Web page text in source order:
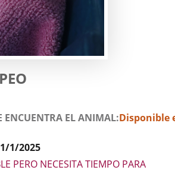
ENCUENTRA EL ANIMAL Disponible
1/1/2025
PERO NECESITA TIEMPO PARA